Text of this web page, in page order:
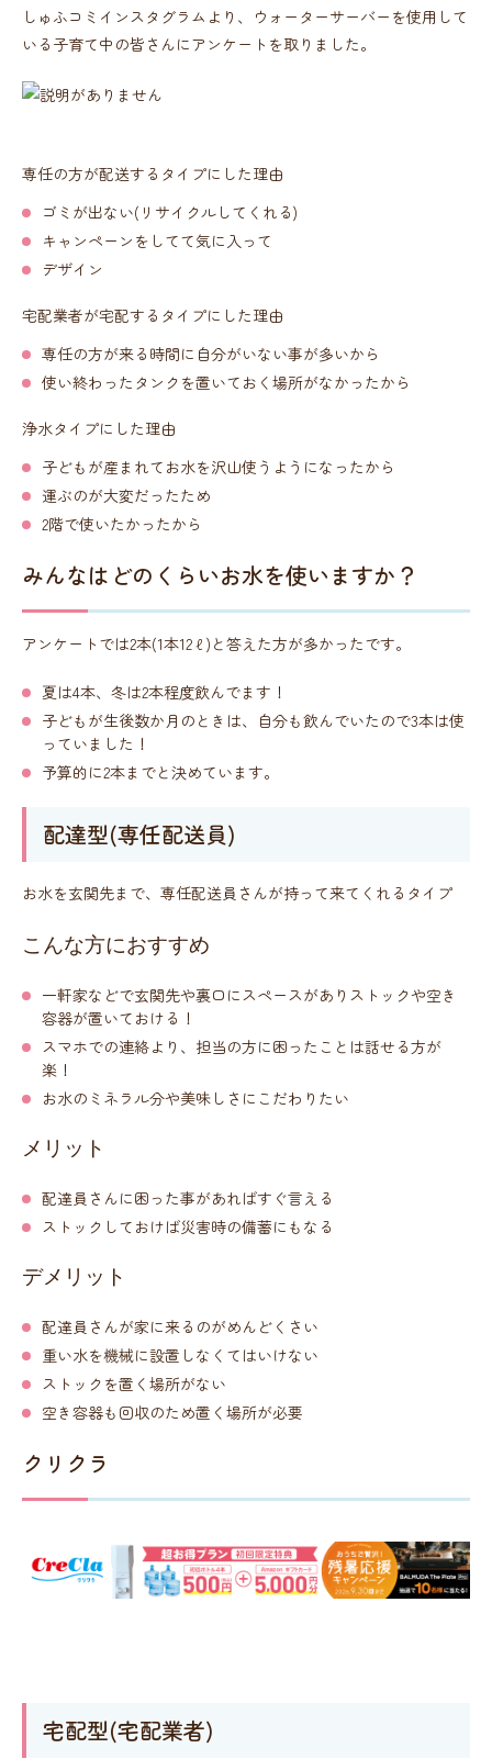
しゅふコミインスタグラムより、ウォーターサーバーを使用して
いる子育て中の皆さんにアンケートを取りました。
専任の方が配送するタイプにした理由
ゴミが出ない(リサイクルしてくれる)
キャンペーンをしてて気に入って
デザイン
宅配業者が宅配するタイプにした理由
専任の方が来る時間に自分がいない事が多いから
使い終わったタンクを置いておく場所がなかったから
浄水タイプにした理由
子どもが産まれてお水を沢山使うようになったから
運ぶのが大変だったため
2階で使いたかったから
みんなはどのくらいお水を使いますか？
アンケートでは2本(1本12ℓ)と答えた方が多かったです。
夏は4本、冬は2本程度飲んでます！
子どもが生後数か月のときは、自分も飲んでいたので3本は使
っていました！
予算的に2本までと決めています。
配達型(専任配送員)
お水を玄関先まで、専任配送員さんが持って来てくれるタイプ
こんな方におすすめ
一軒家などで玄関先や裏口にスペースがありストックや空き
容器が置いておける！
スマホでの連絡より、担当の方に困ったことは話せる方が
楽！
お水のミネラル分や美味しさにこだわりたい
メリット
配達員さんに困った事があればすぐ言える
ストックしておけば災害時の備蓄にもなる
デメリット
配達員さんが家に来るのがめんどくさい
重い水を機械に設置しなくてはいけない
ストックを置く場所がない
空き容器も回収のため置く場所が必要
クリクラ
宅配型(宅配業者)